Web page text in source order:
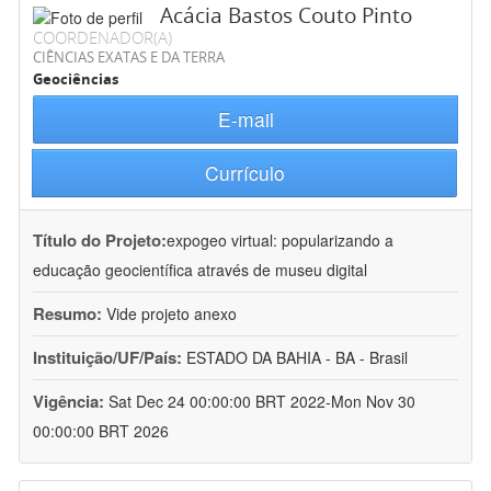
Acácia Bastos Couto Pinto
COORDENADOR(A)
CIÊNCIAS EXATAS E DA TERRA
Geociências
E-mail
Currículo
Título do Projeto:expogeo virtual: popularizando a
educação geocientífica através de museu digital
Resumo: Vide projeto anexo
Instituição/UF/País: ESTADO DA BAHIA - BA - Brasil
Vigência: Sat Dec 24 00:00:00 BRT 2022-Mon Nov 30
00:00:00 BRT 2026